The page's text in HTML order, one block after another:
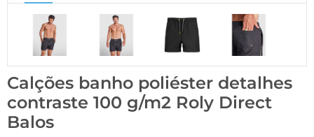
Calções banho poliéster detalhes
contraste 100 g/m2 Roly Direct
Balos